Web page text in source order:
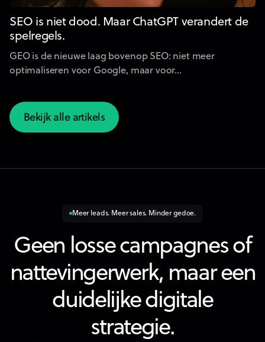
SEO is niet dood. Maar ChatGPT verandert de
spelregels.
GEO is de nieuwe laag bovenop SEO: niet meer
optimaliseren voor Google, maar voor...
Bekijk alle artikels
Bekijk alle artikels
Meer leads. Meer sales. Minder gedoe.
Geen losse campagnes of
nattevingerwerk, maar een
duidelijke digitale
strategie.